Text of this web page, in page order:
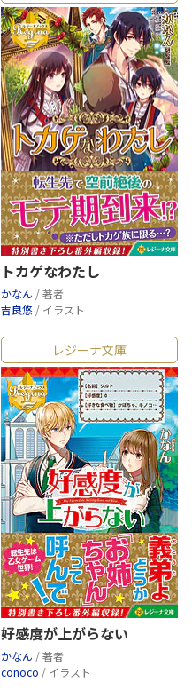
トカゲなわたし
かなん / 著者
吉良悠 / イラスト
レジーナ文庫
好感度が上がらない
かなん / 著者
conoco / イラスト